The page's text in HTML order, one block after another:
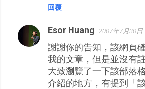
回覆
Esor Huang 2007年7月30日
謝謝你的告知，該網頁
我的文章，但是並沒有
大致瀏覽了一下該部落
介紹的地方，有提到「